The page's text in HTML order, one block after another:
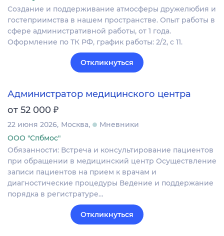
Создание и поддерживание атмосферы дружелюбия и
гостеприимства в нашем пространстве. Опыт работы в
сфере административной работы, от 1 года.
Оформление по ТК РФ, график работы: 2/2, с 11.
Откликнуться
Администратор медицинского центра
от 52 000 ₽
22 июня 2026 Москва
Мневники
ООО "Спбмос"
Обязанности: Встреча и консультирование пациентов
при обращении в медицинский центр Осуществление
записи пациентов на прием к врачам и
диагностические процедуры Ведение и поддержание
порядка в регистратуре…
Откликнуться